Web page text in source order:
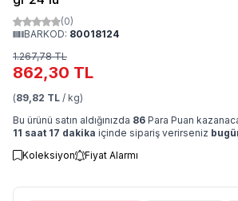
(0)
BARKOD: 80018124
1.267,78TL
862,30 TL
(89,82 TL / kg)
Bu ürünü satın aldığınızda 86 Para Puan
11 saat 17 dakika içinde sipariş verirseniz
Koleksiyon
Fiyat Alarmı